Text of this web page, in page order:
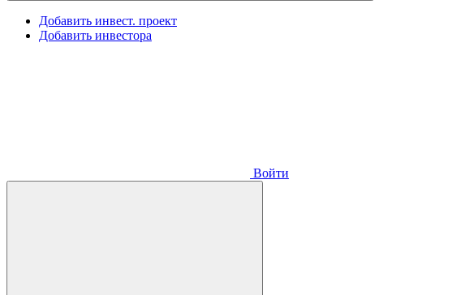
Добавить инвест. проект
Добавить инвестора
Войти